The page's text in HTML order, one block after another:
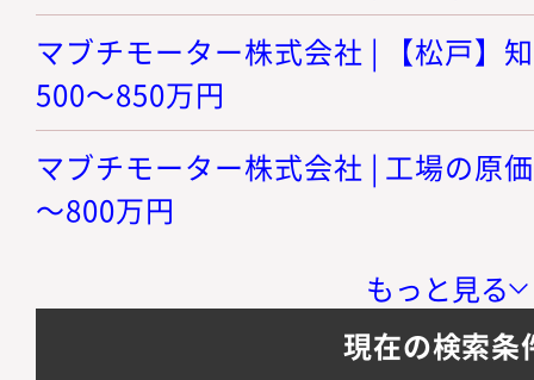
マブチモーター株式会社 | 【松戸】
500～850万円
マブチモーター株式会社 | 工場の原
～800万円
もっと見る
現在の検索条